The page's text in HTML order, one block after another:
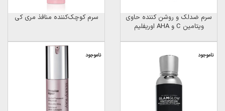
سرم ضدلک و روشن کننده حاوی
ویتامین C و AHA اوریفلیم
سرم کوچک‌کننده منافذ مری کی
ناموجود ناموجود